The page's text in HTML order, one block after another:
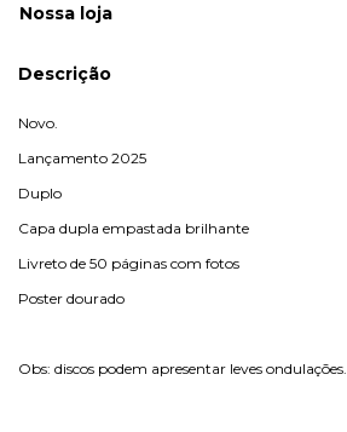
Nossa loja
Descrição
Novo.
Lançamento 2025
Duplo
Capa dupla empastada brilhante
Livreto de 50 páginas com fotos
Poster dourado
Obs: discos podem apresentar leves ondulações.